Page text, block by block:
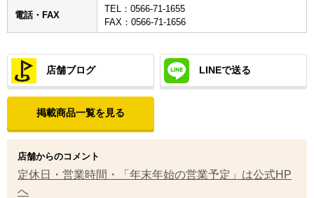
電話・FAX
TEL：0566-71-1655
FAX：0566-71-1656
店舗ブログ LINEで送る
掲載商品一覧を見る
店舗からのコメント
定休日・営業時間・「年末年始の営業予定」は公式HP
へ